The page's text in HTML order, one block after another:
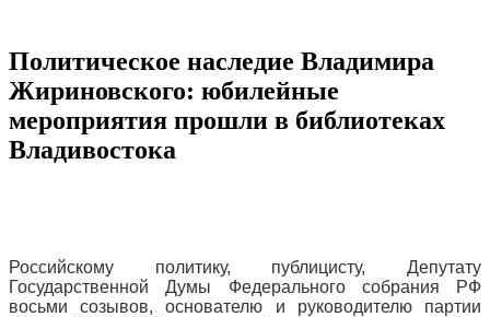
Политическое наследие Владимира
Жириновского: юбилейные
мероприятия прошли в библиотеках
Владивостока
Российскому политику, публицисту, Депутату
Государственной Думы Федерального собрания РФ
восьми созывов, основателю и руководителю партии